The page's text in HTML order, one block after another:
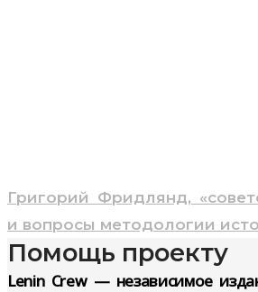
Навигация
по
записям
Григорий Фридлянд,
и вопросы методологии
Помощь проекту
Lenin Crew — независимое